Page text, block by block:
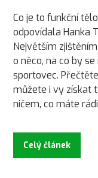
Co je to funkční
odpovídala Hanka
Největším
o něco, na co by
sportovec.
můžete i vy získat
ničem, co máte
Celý článek